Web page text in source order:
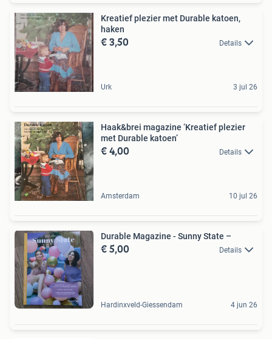
Kreatief plezier met Durable katoen,
haken
€ 3,50 Details
Urk 3 jul 26
Haak&brei magazine ‘Kreatief plezier
met Durable katoen’
€ 4,00 Details
Amsterdam 10 jul 26
Durable Magazine - Sunny State –
€ 5,00 Details
Hardinxveld-Giessendam 4 jun 26